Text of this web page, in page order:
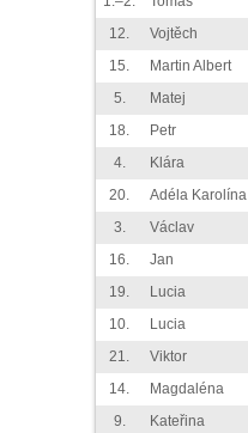
12.
Vojtěch
15.
Martin Albert
5.
Matej
18.
Petr
4.
Klára
20.
Adéla Karolína
3.
Václav
16.
Jan
19.
Lucia
10.
Lucia
21.
Viktor
14.
Magdaléna
9.
Kateřina